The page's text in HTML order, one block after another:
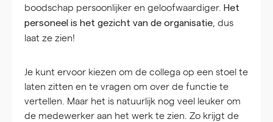
boodschap persoonlijker en geloofwaardiger. Het
personeel is het gezicht van de organisatie, dus
laat ze zien!
Je kunt ervoor kiezen om de collega op een stoel te
laten zitten en te vragen om over de functie te
vertellen. Maar het is natuurlijk nog veel leuker om
de medewerker aan het werk te zien. Zo krijgt de